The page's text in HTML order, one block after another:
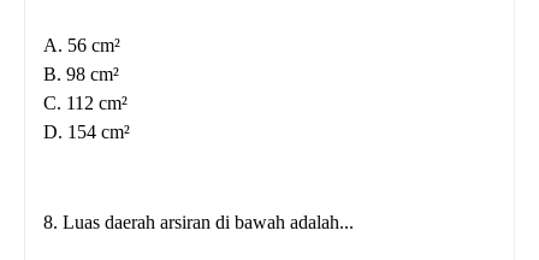
A. 56 cm²
B. 98 cm²
C. 112 cm²
D. 154 cm²
8. Luas daerah arsiran di bawah adalah...